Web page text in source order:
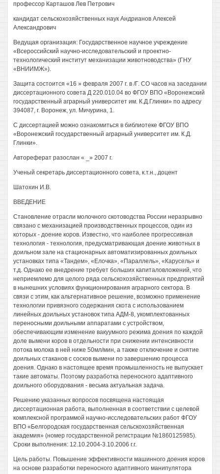
профессор Карташов Лев Петрович
кандидат сельскохозяйственных наук Андрианов Алексей
Александрович
Ведущая организация: Государственное научное учреждение
«Всероссийский научно-исследовательский и проектно-
технологический институт механизации животноводства» (ГНУ
«ВНИИМЖ»).
Защита состоится «16 » февраля 2007 г. в /Г. СО часов на заседании
диссертационного совета Д 220.010.04 во ФГОУ ВПО «Воронежский
государственный аграрный университет им. К.Д.Глинки» по адресу
394087, г. Воронеж, ул. Мичурина, 1.
С диссертацией можно ознакомиться в библиотеке ФГОУ ВПО
«Воронежский государственный аграрный университет им. К.Д.
Глинки».
Автореферат разослан « _» 2007 г.
Ученый секретарь диссертационного совета, к.т.н., доцент
Шатохин И.В.
ВВЕДЕНИЕ
Становление отрасли молочного скотоводства России неразрывно
связано с механизацией производственных процессов, один из
которых - доение коров. Известно, что наиболее прогрессивная
технология - технология, предусматривающая доение животных в
доильном зале на стационарных автоматизированных доильных
установках типа «Тандем», «Елочка», «Параллель», «Карусель» и
т.д. Однако ее внедрение требует больших капиталовложений, что
неприемлемо для целого ряда сельскохозяйственных предприятий
в нынешних условиях функционирования аграрного сектора. В
связи с этим, как альтернативное решение, возможно применение
технологии привязного содержания скота с использованием
линейных доильных установок типа АДМ-8, укомплектованных
переносными доильными аппаратами с устройством,
обеспечивающим изменение вакуумного режима доения по каждой
доле вымени коров в отдельности при снижении интенсивности
потока молока в ней ниже 50мл/мин, а также отключение и снятие
доильных стаканов с сосков вымени по завершению процесса
доения. Однако в настоящее время промышленность не выпускает
такие автоматы. Поэтому разработка переносного адаптивного
доильного оборудования - весьма актуальная задача.
Решению указанных вопросов посвящена настоящая
диссертационная работа, выполненная в соответствии с целевой
комплексной программой научно-исследовательских работ ФГОУ
ВПО «Белгородская государственная сельскохозяйственная
академия» (номер государственной регистрации №1860125985).
Сроки выполнения: 12.10.2004-3.10.2006 г.г.
Цель работы. Повышение эффективности машинного доения коров
на основе разработки переносного адаптивного манипулятора